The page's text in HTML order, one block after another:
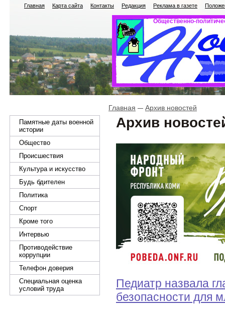
Главная Карта сайта Контакты Редакция Реклама в газете
Общественно-
Памятные даты военной
истории
Общество
Происшествия
Культура и искусство
Будь бдителен
Политика
Спорт
Кроме того
Интервью
Противодействие
коррупции
Телефон доверия
Специальная оценка
условий труда
Главная Архив новостей
Архив
Педиатр назвала
безопасности для